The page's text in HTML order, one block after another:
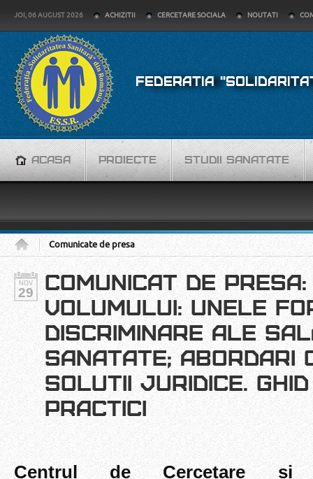
JOI, 06 AUGUST 2026 ACHIZITII CERCETARE SOCIALA NOUTATI
FEDERATIA
ACASA PROIECTE STUDII SANATATE
Comunicate de presa
NOV
29
COMUNICAT DE
VOLUMULUI: UNELE
DISCRIMINARE ALE
SANATATE; ABORDARI
SOLUTII JURIDICE.
PRACTICI
Centrul de Cercetare și